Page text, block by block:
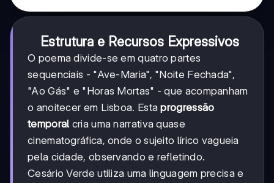
Estrutura e Recursos Expressivos
O poema divide-se em quatro partes
sequenciais - "Ave-Maria", "Noite Fechada",
"Ao Gás" e "Horas Mortas" - que acompanham
o anoitecer em Lisboa. Estaprogressão
temporal cria uma narrativa quase
cinematográfica, onde o sujeito lírico vagueia
pela cidade, observando e refletindo.
Cesário Verde utiliza uma linguagem precisa e